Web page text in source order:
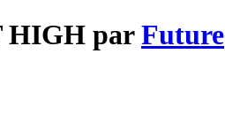
HIGH parFuture